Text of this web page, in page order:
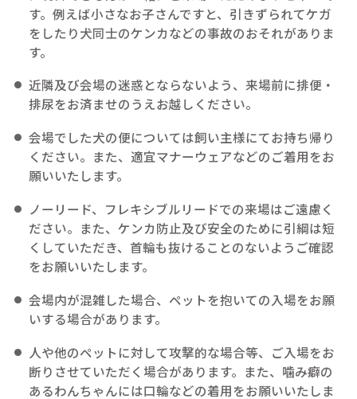
す。例えば小さなお子さんですと、引きずられてケガ
をしたり犬同士のケンカなどの事故のおそれがありま
す。
近隣及び会場の迷惑とならないよう、来場前に排便・
排尿をお済ませのうえお越しください。
会場でした犬の便については飼い主様にてお持ち帰り
ください。また、適宜マナーウェアなどのご着用をお
願いいたします。
ノーリード、フレキシブルリードでの来場はご遠慮く
ださい。また、ケンカ防止及び安全のために引綱は短
くしていただき、首輪も抜けることのないようご確認
をお願いいたします。
会場内が混雑した場合、ペットを抱いての入場をお願
いする場合があります。
人や他のペットに対して攻撃的な場合等、ご入場をお
断りさせていただく場合があります。また、噛み癖の
あるわんちゃんには口輪などの着用をお願いいたしま